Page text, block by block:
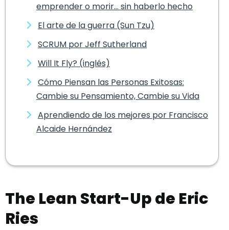
emprender o morir... sin haberlo hecho
El arte de la guerra (Sun Tzu)
SCRUM por Jeff Sutherland
Will It Fly? (inglés)
Cómo Piensan las Personas Exitosas:
Cambie su Pensamiento, Cambie su Vida
Aprendiendo de los mejores por Francisco
Alcaide Hernández
The Lean Start-Up de Eric
Ries